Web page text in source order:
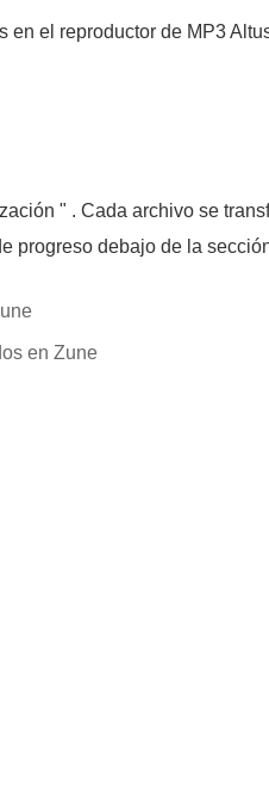
en el reproductor de MP3
" . Cada archivo se
progreso debajo de la
en Zune